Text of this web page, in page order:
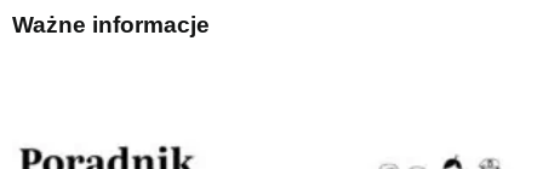
Ważne informacje